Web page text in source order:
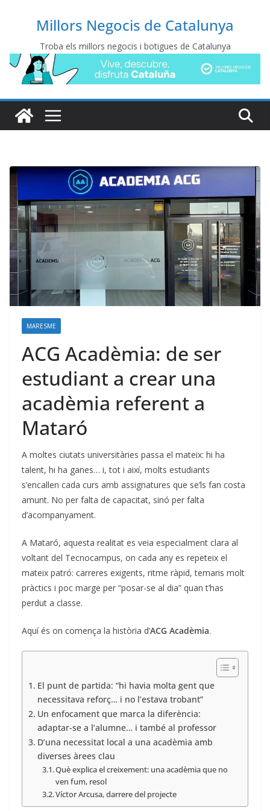
Millors Negocis de Catalunya
Troba els millors negocis i botigues de Catalunya
MARESME
ACG Acadèmia: de ser
estudiant a crear una
acadèmia referent a
Mataró
A moltes ciutats universitàries passa el mateix: hi ha
talent, hi ha ganes… i, tot i així, molts estudiants
s’encallen cada curs amb assignatures que se’ls fan costa
amunt. No per falta de capacitat, sinó per falta
d’acompanyament.
A Mataró, aquesta realitat es veia especialment clara al
voltant del Tecnocampus, on cada any es repeteix el
mateix patró: carreres exigents, ritme ràpid, temaris molt
pràctics i poc marge per “posar-se al dia” quan t’has
perdut a classe.
Aquí és on comença la història d’ACG Acadèmia.
El punt de partida: “hi havia molta gent que
necessitava reforç… i no l’estava trobant”
Un enfocament que marca la diferència:
adaptar-se a l’alumne… i també al professor
D’una necessitat local a una acadèmia amb
diverses àrees clau
Què explica el creixement: una acadèmia que no
ven fum, resol
Víctor Arcusa, darrere del projecte